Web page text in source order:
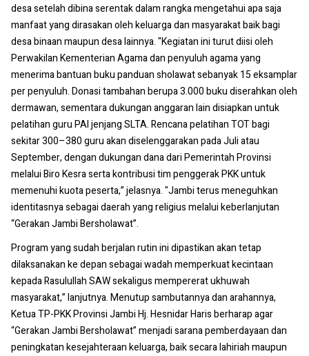
desa setelah dibina serentak dalam rangka mengetahui apa saja
manfaat yang dirasakan oleh keluarga dan masyarakat baik bagi
desa binaan maupun desa lainnya. "Kegiatan ini turut diisi oleh
Perwakilan Kementerian Agama dan penyuluh agama yang
menerima bantuan buku panduan sholawat sebanyak 15 eksamplar
per penyuluh. Donasi tambahan berupa 3.000 buku diserahkan oleh
dermawan, sementara dukungan anggaran lain disiapkan untuk
pelatihan guru PAI jenjang SLTA. Rencana pelatihan TOT bagi
sekitar 300–380 guru akan diselenggarakan pada Juli atau
September, dengan dukungan dana dari Pemerintah Provinsi
melalui Biro Kesra serta kontribusi tim penggerak PKK untuk
memenuhi kuota peserta,” jelasnya. "Jambi terus meneguhkan
identitasnya sebagai daerah yang religius melalui keberlanjutan
“Gerakan Jambi Bersholawat”.
Program yang sudah berjalan rutin ini dipastikan akan tetap
dilaksanakan ke depan sebagai wadah memperkuat kecintaan
kepada Rasulullah SAW sekaligus mempererat ukhuwah
masyarakat,” lanjutnya. Menutup sambutannya dan arahannya,
Ketua TP-PKK Provinsi Jambi Hj. Hesnidar Haris berharap agar
“Gerakan Jambi Bersholawat” menjadi sarana pemberdayaan dan
peningkatan kesejahteraan keluarga, baik secara lahiriah maupun